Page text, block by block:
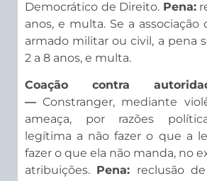
Democrático de Direito. Pena:
anos, e multa. Se a
armado militar ou civil, a pena
2 a 8 anos, e multa.
Coação contra
— Constranger, mediante
ameaça, por razões
legítima a não fazer o que a
fazer o que ela não manda, no
atribuições. Pena: reclusão